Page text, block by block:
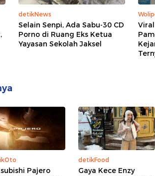
detikNews
Selain Senpi, Ada Sabu-30 CD
Porno di Ruang Eks Ketua
Yayasan Sekolah Jaksel
Pajero
detikFood
Gaya Kece Enzy